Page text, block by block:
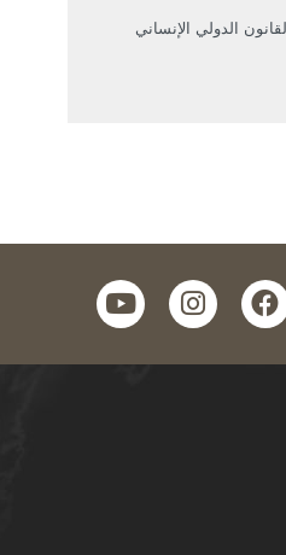
الدولي الإنساني
instagram
youtube